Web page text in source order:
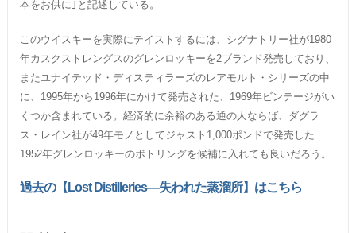
本をお供に｣と記述している。
このウイスキーを実際にテイストするには、シグナトリー社が1980
年カスクストレングスのグレンロッキーを2ブランド発売しており、
またユナイテッド・ディスティラーズのレアモルト・シリーズの中
に、1995年から1996年にかけて発売された、1969年ビンテージがい
くつか含まれている。経済的に余裕のある通の人ならば、ダグラ
ス・レイン社が49年モノとしてジャスト1,000ポンドで発売した
1952年グレンロッキーのボトリングを候補に入れても良いだろう。
過去の【Lost Distilleries―失われた蒸溜所】はこちら